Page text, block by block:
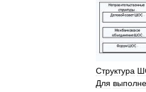
Структура
Для